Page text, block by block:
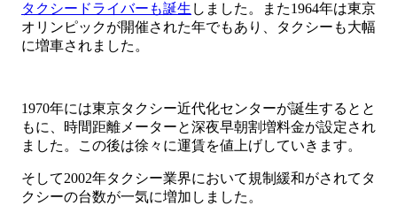
タクシードライバーも誕生 しました。また1964年は東京
オリンピックが開催された年でもあり、タクシーも大幅
に増車されました。
1970年には東京タクシー近代化センターが誕生するとと
もに、時間距離メーターと深夜早朝割増料金が設定され
ました。この後は徐々に運賃を値上げしていきます。
そして2002年タクシー業界において規制緩和がされてタ
クシーの台数が一気に増加しました。